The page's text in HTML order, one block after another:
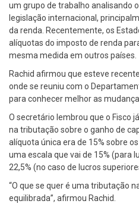
um grupo de trabalho analisando
legislação internacional,
da renda. Recentemente, os
alíquotas do imposto de renda
mesma medida em outros países.
Rachid afirmou que esteve
onde se reuniu com o
para conhecer melhor as
O secretário lembrou que o Fisco
na tributação sobre o ganho de
alíquota única era de 15% sobre
uma escala que vai de 15% (para
22,5% (no caso de lucros
“O que se quer é uma tributação
equilibrada”, afirmou Rachid.